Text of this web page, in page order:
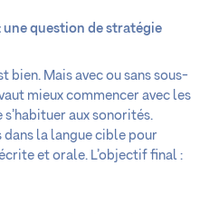
question de stratégie
bien. Mais avec ou sans sous-
mieux commencer avec les
aux sonorités.
dans la langue cible pour
et orale. L’objectif final :